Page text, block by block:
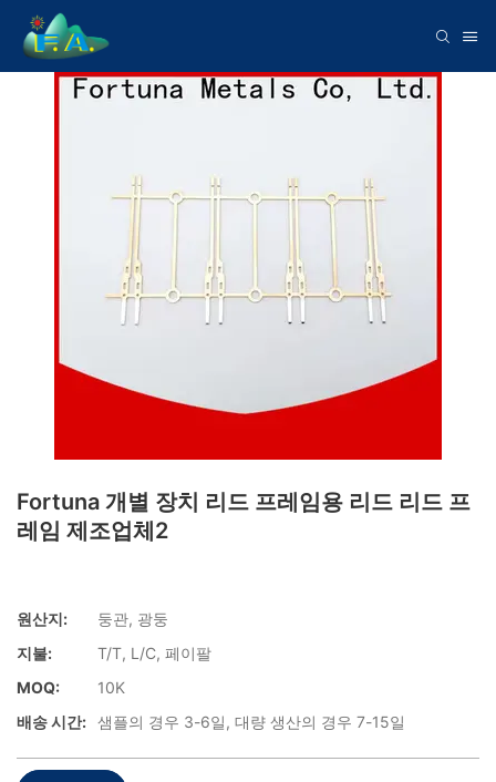
Fortuna 개별 장치 리드 프레임용 리드 리드 프
레임 제조업체2
원산지:
둥관, 광둥
지불:
T/T, L/C, 페이팔
MOQ:
10K
배송 시간: 샘플의 경우 3-6일, 대량 생산의 경우 7-15일